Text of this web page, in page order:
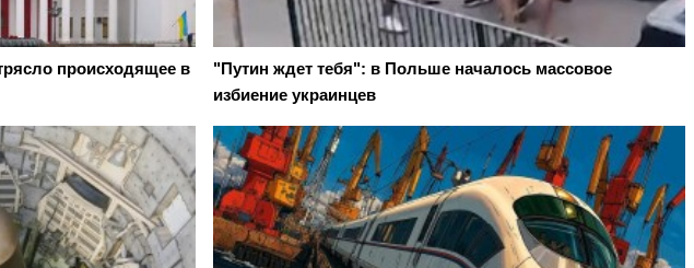
происходящее в
"Путин ждет тебя": в Польше началось массовое
избиение украинцев